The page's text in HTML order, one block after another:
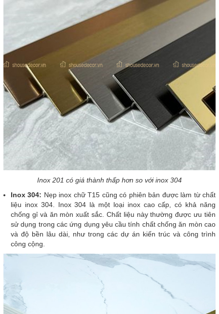
Inox 201 có giá thành thấp hơn so với inox 304
Inox 304: Nẹp inox chữ T15 cũng có phiên bản được làm từ chất
liệu inox 304. Inox 304 là một loại inox cao cấp, có khả năng
chống gỉ và ăn mòn xuất sắc. Chất liệu này thường được ưu tiên
sử dụng trong các ứng dụng yêu cầu tính chất chống ăn mòn cao
và độ bền lâu dài, như trong các dự án kiến trúc và công trình
công cộng.